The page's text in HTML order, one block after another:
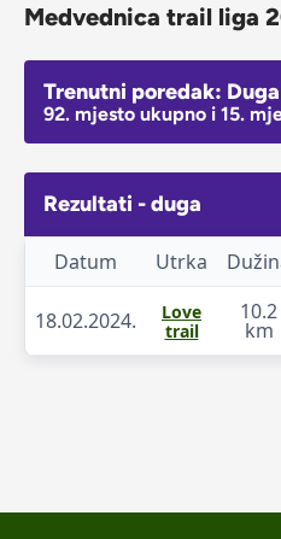
Medvednica trail liga
Trenutni poredak: Duga
92. mjesto ukupno i 15.
Rezultati - duga
Datum Utrka
18.02.2024.
Love
trail
10.2
km